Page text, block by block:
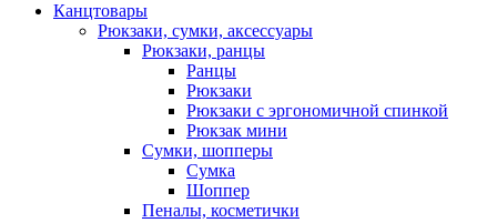
Канцтовары
Рюкзаки, сумки, аксессуары
Рюкзаки, ранцы
Ранцы
Рюкзаки
Рюкзаки с эргономичной спинкой
Рюкзак мини
Сумки, шопперы
Сумка
Шоппер
Пеналы, косметички